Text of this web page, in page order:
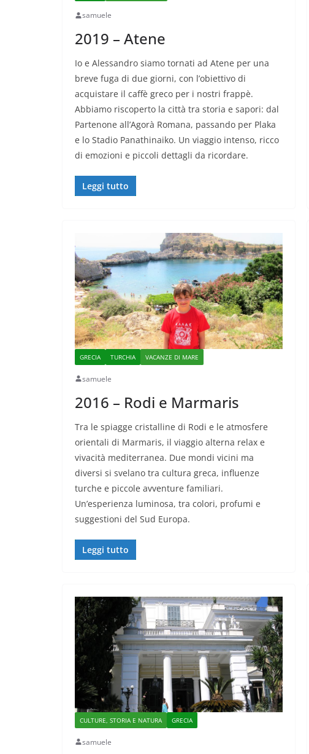
samuele
2019 – Atene
Io e Alessandro siamo tornati ad Atene per una
breve fuga di due giorni, con l’obiettivo di
acquistare il caffè greco per i nostri frappè.
Abbiamo riscoperto la città tra storia e sapori: dal
Partenone all’Agorà Romana, passando per Plaka
e lo Stadio Panathinaiko. Un viaggio intenso, ricco
di emozioni e piccoli dettagli da ricordare.
Leggi tutto
GRECIA TURCHIA VACANZE DI MARE
samuele
2016 – Rodi e Marmaris
Tra le spiagge cristalline di Rodi e le atmosfere
orientali di Marmaris, il viaggio alterna relax e
vivacità mediterranea. Due mondi vicini ma
diversi si svelano tra cultura greca, influenze
turche e piccole avventure familiari.
Un’esperienza luminosa, tra colori, profumi e
suggestioni del Sud Europa.
Leggi tutto
CULTURE, STORIA E NATURA GRECIA
samuele